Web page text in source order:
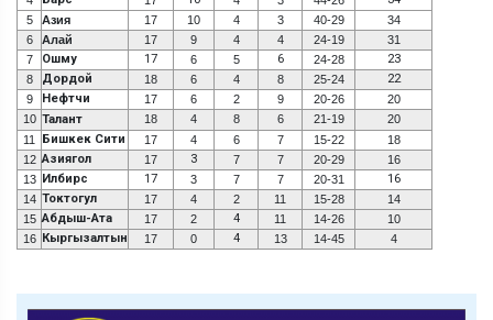
5 Азия 17 10 4 3 40-29
34
6
Алай 17 9 4 4 24-19
31
7
Ошму 17 6 5 6 24-28 23
8 Дордой 18 6 4 8 25-24 22
9 Нефтчи 17 6 2 9 20-26
20
10 Талант 18 4 8 6 21-19
20
11
Бишкек Сити 17 4 6 7 15-22
18
12 Азиягол 17 3 7 7 20-29
16
13 Илбирс 17 3 7 7 20-31 16
14 Токтогул 17 4 2 11 15-28
14
15 Абдыш-Ата 17 2 4 11 14-26
10
16 Кыргызалтын 17 0 4 13 14-45 4